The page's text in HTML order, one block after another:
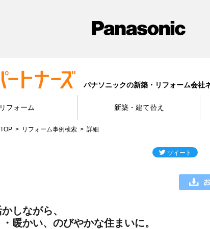
パナソニックの新築・リフォーム会社
リフォーム 新築・建て替え
リフォーム事例検索 詳細
しながら、
暖かい、のびやかな住まいに。